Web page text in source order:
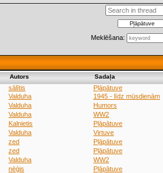
Meklēšana:
Аutors Sadaļa
sālītis Pļāpātuve
Valduha 1945 - līdz mūsdienām
Valduha Humors
Valduha WW2
Kalnietis Pļāpātuve
Valduha Virtuve
zed Pļāpātuve
zed Pļāpātuve
Valduha WW2
nēģis Pļāpātuve